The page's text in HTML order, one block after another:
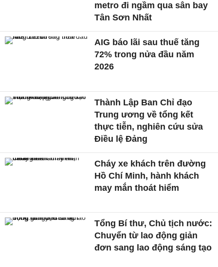
metro đi ngầm qua sân bay
Tân Sơn Nhất
AIG báo lãi sau thuế tăng
72% trong nửa đầu năm
2026
Thành Lập Ban Chỉ đạo
Trung ương về tổng kết
thực tiễn, nghiên cứu sửa
Điều lệ Đảng
Cháy xe khách trên đường
Hồ Chí Minh, hành khách
may mắn thoát hiểm
Tổng Bí thư, Chủ tịch nước:
Chuyển từ lao động giản
đơn sang lao động sáng tạo